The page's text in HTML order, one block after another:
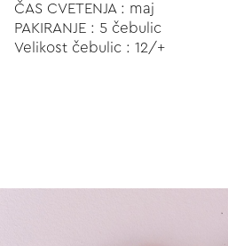
ČAS CVETENJA : maj
PAKIRANJE : 5 čebulic
Velikost čebulic : 12/+